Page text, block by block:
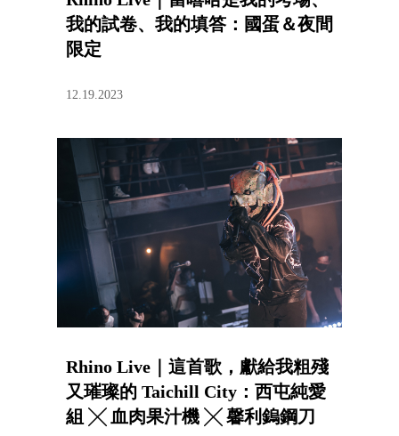
我的試卷、我的填答：國蛋＆夜間
限定
12.19.2023
Rhino Live｜這首歌，獻給我粗殘
又璀璨的 Taichill City：西屯純愛
組 ╳ 血肉果汁機 ╳ 馨利鎢鋼刀